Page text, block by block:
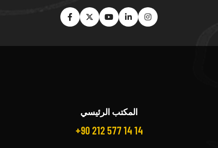
المكتب الرئيسي
+90 212 577 14 14